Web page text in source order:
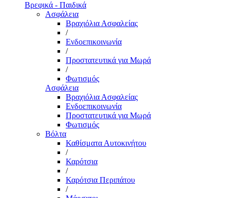
Βρεφικά - Παιδικά
Ασφάλεια
Βραχιόλια Ασφαλείας
/
Ενδοεπικοινωνία
/
Προστατευτικά για Μωρά
/
Φωτισμός
Ασφάλεια
Βραχιόλια Ασφαλείας
Ενδοεπικοινωνία
Προστατευτικά για Μωρά
Φωτισμός
Βόλτα
Καθίσματα Αυτοκινήτου
/
Καρότσια
/
Καρότσια Περιπάτου
/